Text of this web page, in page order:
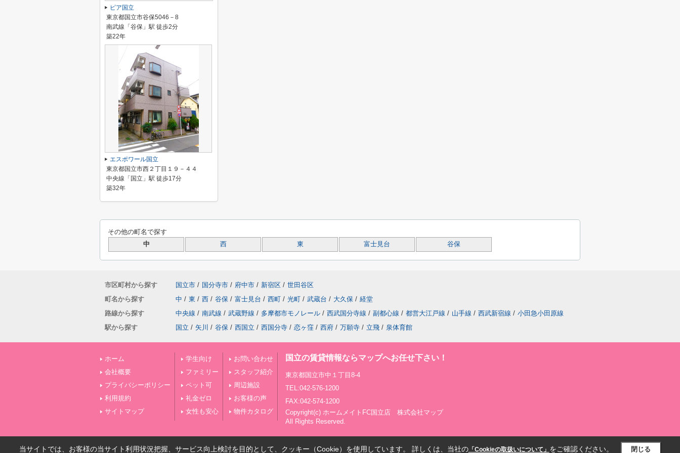
ピア国立
東京都国立市谷保5046－8
南武線「谷保」駅 徒歩2分
築22年
エスポワール国立
東京都国立市西２丁目１９－４４
中央線「国立」駅 徒歩17分
築32年
その他の町名で探す
中 西 東 富士見台 谷保
市区町村から探す 国立市 / 国分寺市 / 府中市 / 新宿区 / 世田谷区
町名から探す
中 / 東 / 西 / 谷保 / 富士見台 / 西町 / 光町 / 武蔵台 / 大久保 / 経堂
路線から探す
中央線 / 南武線 / 武蔵野線 / 多摩都市モノレール / 西武国分寺線 / 副都心線 / 都営大江戸線 / 山手線 / 西武新宿線 / 小田急小田原線
駅から探す
国立 / 矢川 / 谷保 / 西国立 / 西国分寺 / 恋ヶ窪 / 西府 / 万願寺 / 立飛 / 泉体育館
ホーム
会社概要
プライバシーポリシー
利用規約
サイトマップ
学生向け
ファミリー
ペット可
礼金ゼロ
女性も安心
お問い合わせ
スタッフ紹介
周辺施設
お客様の声
物件カタログ
国立の賃貸情報ならマップへお任せ下さい！
東京都国立市中１丁目8-4
TEL:042-576-1200
FAX:042-574-1200
Copyright(c) ホームメイトFC国立店 株式会社マップ
All Rights Reserved.
当サイトでは、お客様の当サイト利用状況把握、サービス向上検討を目的として、クッキー（Cookie）を使用しています。 詳しくは、当社の「Cookieの取扱いについて」 をご確認ください。 閉じる